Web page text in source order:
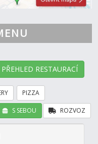
PŘEHLED RESTAURACÍ
PIZZA
ROZVOZ
S SEBOU